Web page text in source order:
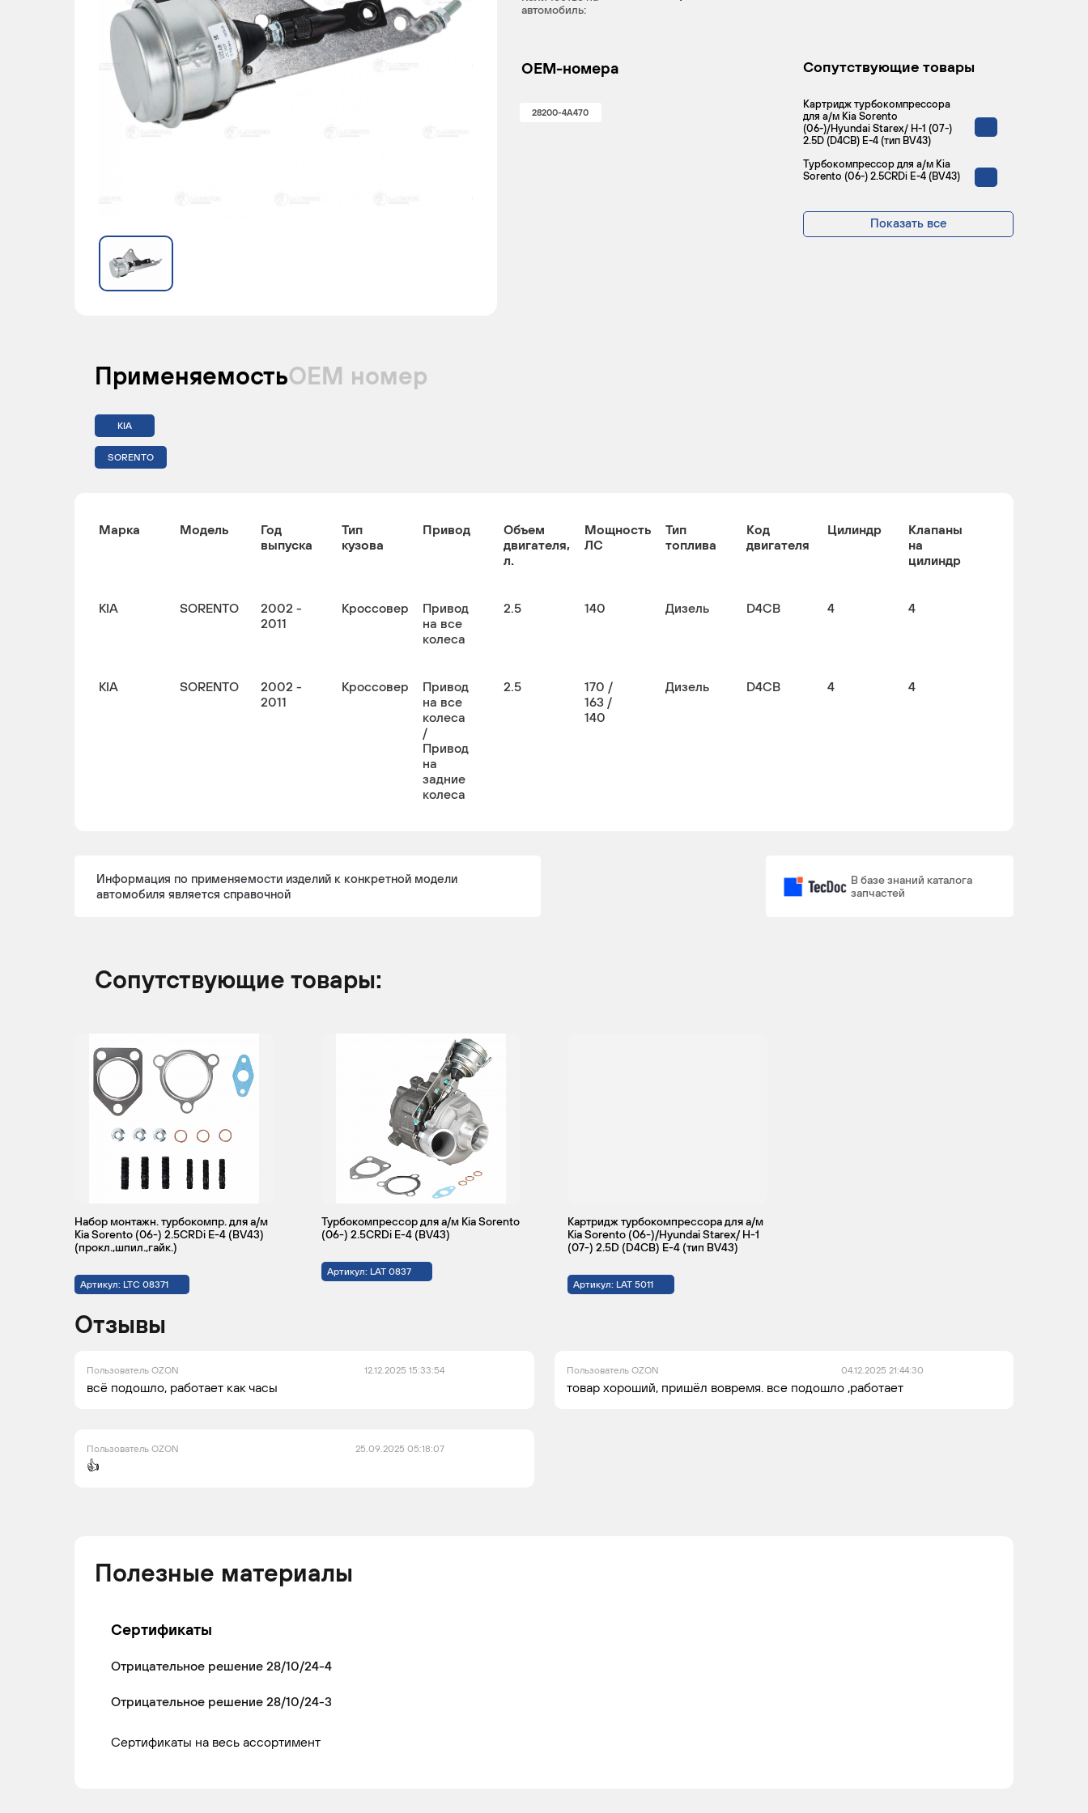
автомобиль:
OEM-номера
28200-4A470
Сопутствующие товары
Картридж турбокомпрессора
для а/м Kia Sorento
(06-)/Hyundai Starex/ H-1 (07-)
2.5D (D4CB) E-4 (тип BV43)
Турбокомпрессор для а/м Kia
Sorento (06-) 2.5CRDi E-4 (BV43)
Показать все
ПрименяемостьОЕМ номер
KIA
SORENTO
Марка Модель
Год
выпуска
Тип
кузова
Привод
Объем
двигателя,
л.
Мощность
ЛС
Тип
топлива
Код
двигателя
Цилиндр
Клапаны
на
цилиндр
KIA SORENTO
2002 -
2011
Кроссовер
Привод
на все
колеса
2.5 140 Дизель D4CB 4 4
KIA SORENTO
2002 -
2011
Кроссовер
Привод
на все
колеса
/
Привод
на
задние
колеса
2.5
170 /
163 /
140
Дизель D4CB 4 4
Информация по применяемости изделий к конкретной модели
автомобиля является справочной
В базе знаний каталога
запчастей
Сопутствующие товары:
Набор монтажн. турбокомпр. для а/м
Kia Sorento (06-) 2.5CRDi E-4 (BV43)
(прокл.,шпил.,гайк.)
Артикул: LTC 08371
Турбокомпрессор для а/м Kia Sorento
(06-) 2.5CRDi E-4 (BV43)
Артикул: LAT 0837
Картридж турбокомпрессора для а/м
Kia Sorento (06-)/Hyundai Starex/ H-1
(07-) 2.5D (D4CB) E-4 (тип BV43)
Артикул: LAT 5011
Отзывы
Пользователь OZON 12.12.2025 15:33:54
всё подошло, работает как часы
Пользователь OZON 04.12.2025 21:44:30
товар хороший, пришёл вовремя. все подошло ,работает
Пользователь OZON 25.09.2025 05:18:07
👍
Полезные материалы
Сертификаты
Отрицательное решение 28/10/24-4
Отрицательное решение 28/10/24-3
Сертификаты на весь ассортимент